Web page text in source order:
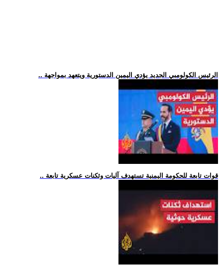
.. الرئيس الكولومبي الجديد يؤدي اليمين الدستورية ويتعهد بمواجهة
.. قوات تابعة للحكومة اليمنية تستهدف آليات وثكنات عسكرية تابعة